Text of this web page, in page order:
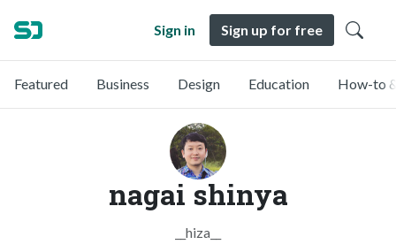
Sign in Sign up for free
Featured Business Design Education How-to
nagai shinya
__hiza__